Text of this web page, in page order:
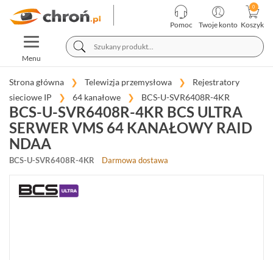
Pomoc Twoje konto Koszyk
TOGGLE
NAVIGATION
Menu
KATEGORIE
PRODUCENCI
TELEWIZJA
PRZEMYSŁOWA
KAMERY
MEGAPIKSELOWE
IP
(955)
REJESTRATORY
SIECIOWE
IP
4
Strona główna Telewizja przemysłowa
Rejestratory
sieciowe IP
64 kanałowe BCS-U-SVR6408R-4KR
BCS-U-SVR6408R-4KR BCS ULTRA
SERWER VMS 64 KANAŁOWY RAID
NDAA
BCS-U-SVR6408R-4KR Darmowa dostawa